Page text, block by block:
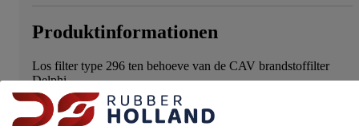
Produktinformationen
Los filter type 296 ten behoeve van de CAV brandstoffilter
Delphi
Spezifikationen